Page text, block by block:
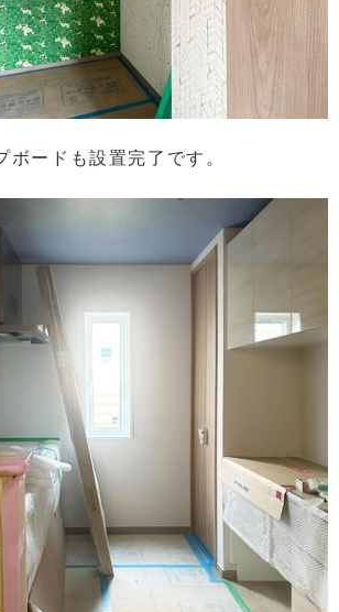
ボードも設置完了です。